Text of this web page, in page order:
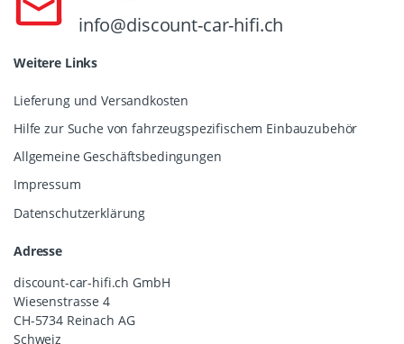
info@discount-car-hifi.ch
Weitere Links
Lieferung und Versandkosten
Hilfe zur Suche von fahrzeugspezifischem Einbauzubehör
Allgemeine Geschäftsbedingungen
Impressum
Datenschutzerklärung
Adresse
discount-car-hifi.ch GmbH
Wiesenstrasse 4
CH-5734 Reinach AG
Schweiz